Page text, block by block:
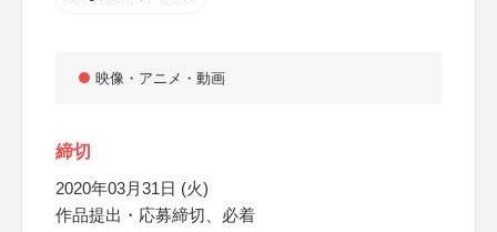
映像・アニメ・動画
締切
2020年03月31日 (火)
作品提出・応募締切、必着